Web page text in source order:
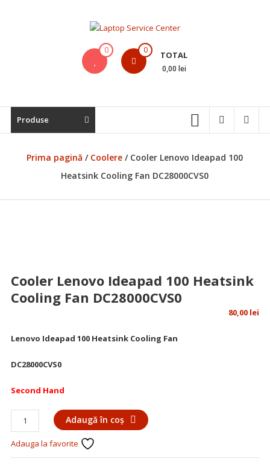
Bistrita,
Service
Laptop,
Reparatii
uri
0 0 TOTAL
0,00 lei
Produse
Prima pagină / Coolere / Cooler Lenovo Ideapad 100
Heatsink Cooling Fan DC28000CVS0
Cooler Lenovo Ideapad 100 Heatsink
Cooling Fan DC28000CVS0
80,00 lei
Lenovo Ideapad 100 Heatsink Cooling Fan
DC28000CVS0
Second Hand
Cantitate
Cooler
Lenovo
Ideapad
Adaugă în coș
Adauga la favorite